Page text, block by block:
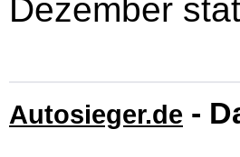
Dezember
Autosieger.de -